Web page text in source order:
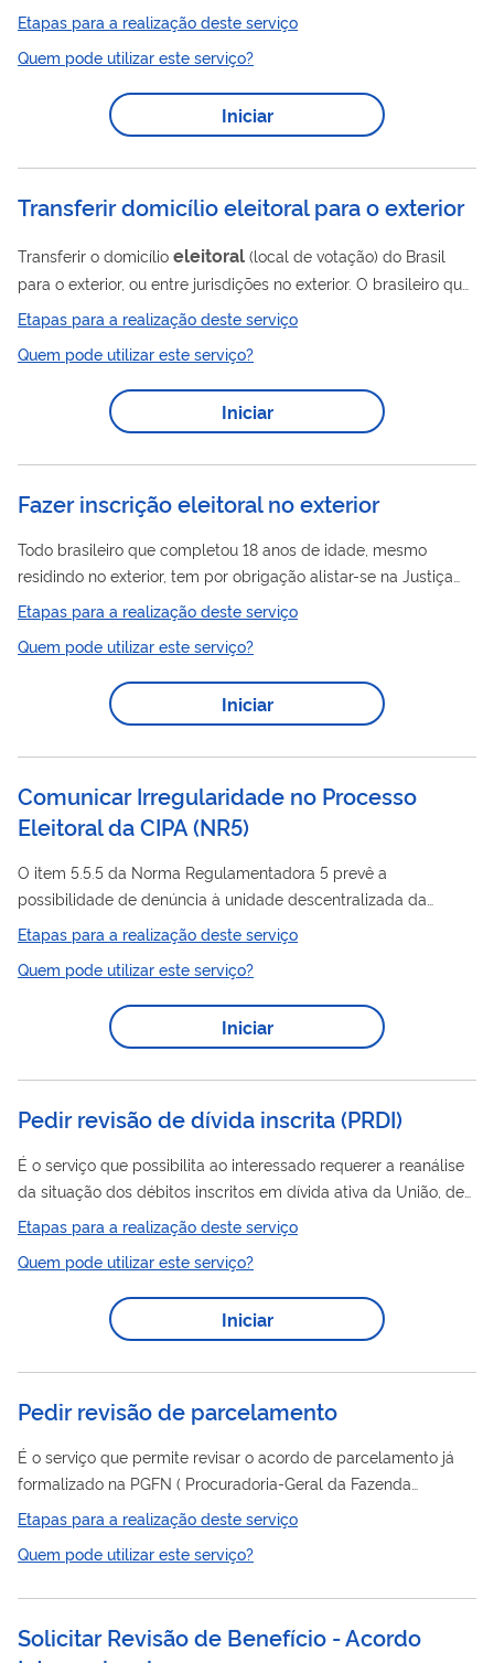
benefício ou do tempo de contribuição considerado;
inclusão/alteração/exclusão de dependentes; apresentação
de novos documentos. Este pedido é realizado totalmente
pela internet, você não precisa ir ao INSS.
Etapas para a realização deste serviço
Quem pode utilizar este serviço?
Iniciar
Transferir domicílio eleitoral para o exterior
Transferir o domicílio eleitoral (local de votação) do Brasil
para o exterior, ou entre jurisdições no exterior. O brasileiro que
se muda para o exterior deve transferir o domicílio
realizada unicamente a votação para presidente.
Etapas para a realização deste serviço
Quem pode utilizar este serviço?
Iniciar
Fazer inscrição eleitoral no exterior
Todo brasileiro que completou 18 anos de idade, mesmo
residindo no exterior, tem por obrigação alistar-se na Justiça
Eleitoral, a fim de obter o seu Título de Eleitor; Para o
alistamentoeleitorale o voto são facultativos; Para solicitar
os serviços eleitorais, basta acessar: Autoatendimento
— Tribunal SuperiorEleitoral
Etapas para a realização deste serviço
Quem pode utilizar este serviço?
Iniciar
Comunicar Irregularidade no Processo
Eleitoral da CIPA (NR5)
O item 5.5.5 da Norma Regulamentadora 5 prevê a
possibilidade de denúncia à unidade descentralizada da
Inspeção do Trabalho, de irregularidade ocorrida no processo
CIPA, até 30 (trinta) dias após a data da divulgação do
resultado da eleição da CIPA.
Etapas para a realização deste serviço
Quem pode utilizar este serviço?
Iniciar
Pedir revisão de dívida inscrita(PRDI)
É o serviço que possibilita ao interessado requerer a reanálise
da situação dos débitos inscritos em dívida ativa da União, de
natureza tributária ou não tributária, para alegação de: -
pagamento; - parcelamento; - suspensão de exigibilidade por
decisão judicial; - decisão administrativa; - depósito judicial; -
compensação; - retificação da declaração ou preenchimento
da declaração com erro; - vício formal na constituição do
Etapas para a realização deste serviço
Quem pode utilizar este serviço?
Iniciar
Pedir revisão de parcelamento
É o serviço que permite revisar o acordo de parcelamento já
formalizado na PGFN ( Procuradoria-Geral da Fazenda
Nacional) , especialmente nas seguintes hipóteses: inclusão de
novas Inscrições em DAU ( Dívida Ativa da União) na conta de
negociação, desde que dentro do prazo de adesão da
negociadas; inclusão, alteração ou exclusão dos montantes de
Etapas para a realização deste serviço
Quem pode utilizar este serviço?
Solicitar Revisão de Benefício - Acordo